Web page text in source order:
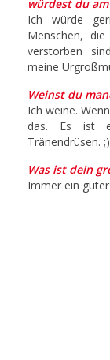
würdest du
Ich würde
Menschen,
verstorben
meine
Weinst du
Ich weine.
das. Es ist
Tränendrüsen. ;)
Was ist dein
Immer ein